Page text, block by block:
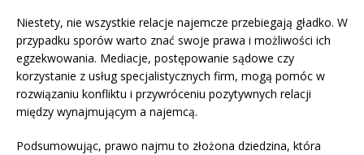
Niestety, nie wszystkie relacje najemcze przebiegają gładko. W
przypadku sporów warto znać swoje prawa i możliwości ich
egzekwowania. Mediacje, postępowanie sądowe czy
korzystanie z usług specjalistycznych firm, mogą pomóc w
rozwiązaniu konfliktu i przywróceniu pozytywnych relacji
między wynajmującym a najemcą.
Podsumowując, prawo najmu to złożona dziedzina, która